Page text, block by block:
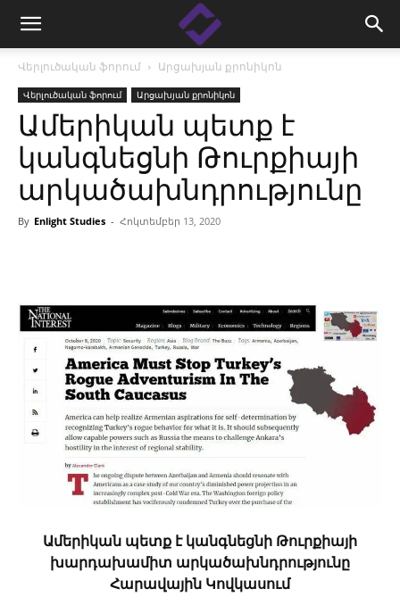
Վերլուծական ֆորում Արցախյան քրոնիկոն
Վերլուծական ֆորում Արցախյան քրոնիկոն
Ամերիկան պետք է
կանգնեցնի Թուրքիայի
արկածախնդրությունը
By Enlight Studies - Հոկտեմբեր 13, 2020
Ամերիկան պետք է կանգնեցնի Թուրքիայի
խարդախամիտ արկածախնդրությունը
Հարավային Կովկասում